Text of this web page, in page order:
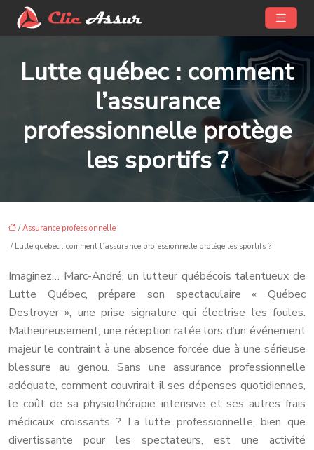
Lutte québec : comment
l’assurance
professionnelle protège
les sportifs ?
/Assurance professionnelle
/ Lutte québec : comment l’assurance professionnelle protège les sportifs ?
Imaginez… Marc-André, un lutteur québécois talentueux de
Lutte Québec, prépare son spectaculaire « Québec
Destroyer », une prise signature qui électrise les foules.
Malheureusement, une réception ratée lors d’un événement
majeur le contraint à une absence forcée due à une sérieuse
blessure au genou. Sans une assurance professionnelle
adéquate, comment couvrirait-il ses dépenses quotidiennes,
le coût de sa physiothérapie intensive et ses autres frais
médicaux croissants ? La lutte professionnelle, bien que
divertissante pour les spectateurs, est une activité